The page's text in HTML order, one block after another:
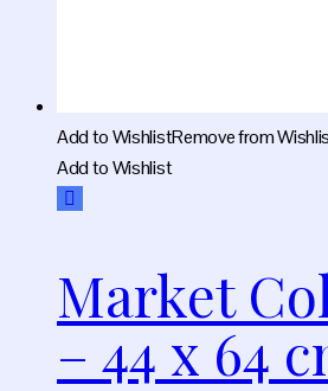
Add to WishlistRemove from
Add to Wishlist
Market
– 44 x 64